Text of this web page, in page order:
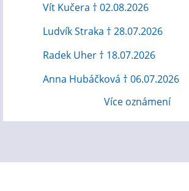
Vít Kučera † 02.08.2026
Ludvík Straka † 28.07.2026
Radek Uher † 18.07.2026
Anna Hubáčková † 06.07.2026
Více oznámení